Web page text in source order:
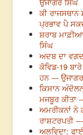
ਕੀ
ਪ੍ਰਭਾਵ ਪੈ
ਸ਼ਰਾਬ
ਸਿੰਘ
ਅਦਬ ਦਾ
ਕੋਵਿਡ-19
ਹਨ ---
ਕਿਸਾਨ
ਮਜਬੂਰ ਕੀਤਾ
ਅਮਰੀਕਨਾਂ ਨੇ
ਰਾਸ਼ਟਰਪਤੀ
ਅਲਵਿਦਾ: